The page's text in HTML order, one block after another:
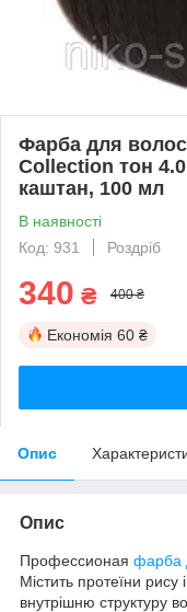
Фарба для
Collection тон
каштан, 100 мл
В наявності
Код: 931
Роздріб
340 ₴ 400 ₴
Економія 60 ₴
Опис
Опис
Профессионая фарба
Містить протеїни рису
внутрішню структуру